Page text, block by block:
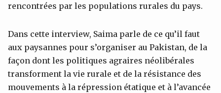
rencontrées par les populations rurales du pays.
Dans cette interview, Saima parle de ce qu’il faut
aux paysannes pour s’organiser au Pakistan, de la
façon dont les politiques agraires néolibérales
transforment la vie rurale et de la résistance des
mouvements à la répression étatique et à l’avancée